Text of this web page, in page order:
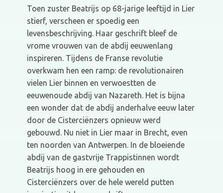
Toen zuster Beatrijs op 68-jarige leeftijd in Lier
stierf, verscheen er spoedig een
levensbeschrijving. Haar geschrift bleef de
vrome vrouwen van de abdij eeuwenlang
inspireren. Tijdens de Franse revolutie
overkwam hen een ramp: de revolutionairen
vielen Lier binnen en verwoestten de
eeuwenoude abdij van Nazareth. Het is bijna
een wonder dat de abdij anderhalve eeuw later
door de Cisterciënzers opnieuw werd
gebouwd. Nu niet in Lier maar in Brecht, even
ten noorden van Antwerpen. In de bloeiende
abdij van de gastvrije Trappistinnen wordt
Beatrijs hoog in ere gehouden en
Cisterciënzers over de hele wereld putten